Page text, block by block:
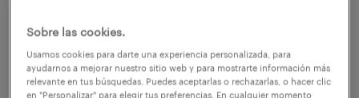
tenido en el país, con más de 5.500
contagiados y 48 muertos; gatilló que, de un
segundo a otro, prácticamente todos los
Sobre las cookies.
Usamos cookies para darte una experiencia personalizada, para
ayudarnos a mejorar nuestro sitio web y para mostrarte información más
relevante en tus búsquedas. Puedes aceptarlas o rechazarlas, o hacer clic
en "Personalizar" para elegir tus preferencias. En cualquier momento